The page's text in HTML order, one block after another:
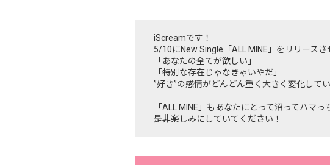
iScreamです！
5/10にNew Single「ALL MINE」をリリース
「あなたの全てが欲しい」
「特別な存在じゃなきゃいやだ」
”好き”の感情がどんどん重く大きく変化して
「ALL MINE」もあなたにとって沼ってハマ
是非楽しみにしていてください！